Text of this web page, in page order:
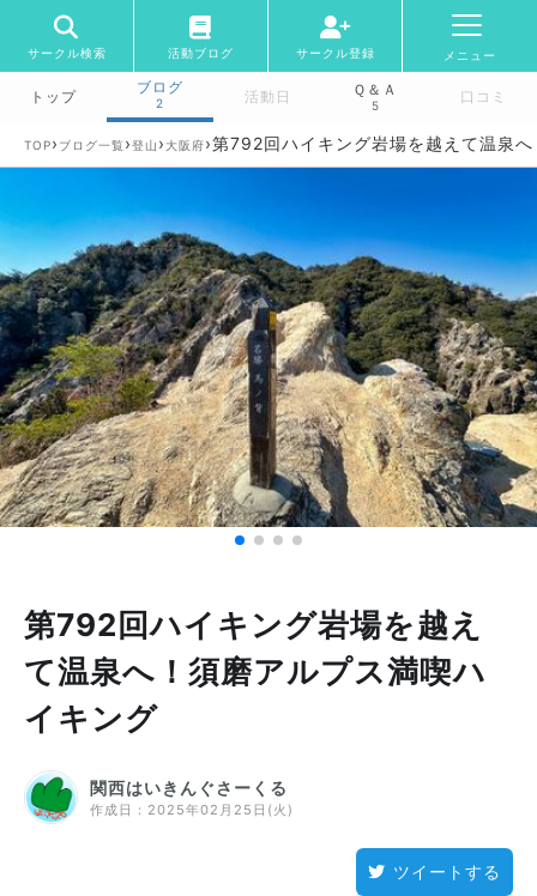
サークル検索 活動ブログ サークル登録 メニュー
トップ
ブログ
2 活動日 Ｑ＆Ａ
5 口コミ
TOP› ブログ一覧 ›登山 › 大阪府›第792回ハイキング岩場を越えて温泉
第792回ハイキング岩場を越え
て温泉へ！須磨アルプス満喫ハ
イキング
関西はいきんぐさーくる
作成日： 2025年02月25日(火)
ツイートする